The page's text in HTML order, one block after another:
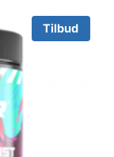
Tilbud